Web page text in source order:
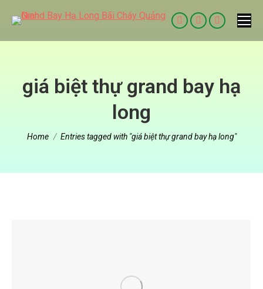
Facebook
page
in
new
Twitter
page
new
Dribbble
page
in
new
giá biệt thự grand bay hạ
long
You are here:
Home Entries tagged with "giá biệt thự grand bay hạ long"